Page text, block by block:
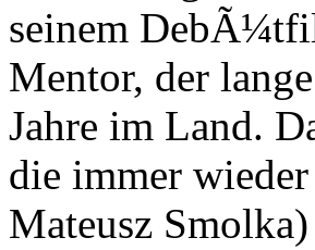
seinem
Mentor, der
Jahre im Land.
die immer
Mateusz